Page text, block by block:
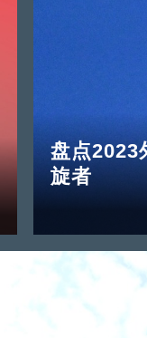
盘点2023
旋者